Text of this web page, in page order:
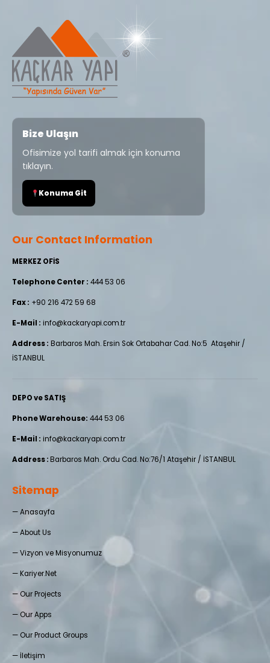
Bize Ulaşın
Ofisimize yol tarifi almak için konuma
tıklayın.
Konuma Git
Our Contact Information
MERKEZ OFİS
Telephone Center : 444 53 06
Fax : +90 216 472 59 68
E-Mail : info@kackaryapi.com.tr
Address : Barbaros Mah. Ersin Sok Ortabahar Cad. No:5 Ataşehir /
İSTANBUL
DEPO ve SATIŞ
Phone Warehouse: 444 53 06
E-Mail : info@kackaryapi.com.tr
Address :Barbaros Mah. Ordu Cad. No:76/1 Ataşehir / İSTANBUL
Sitemap
—Anasayfa
—About Us
—Vizyon ve Misyonumuz
—Kariyer.Net
— Our Projects
—Our Apps
— Our Product Groups
— İletişim